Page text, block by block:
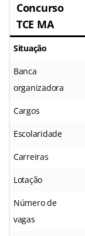
Concurso
TCE MA
Situação
Banca
organizadora
Cargos
Escolaridade
Carreiras
Lotação
Número de
vagas